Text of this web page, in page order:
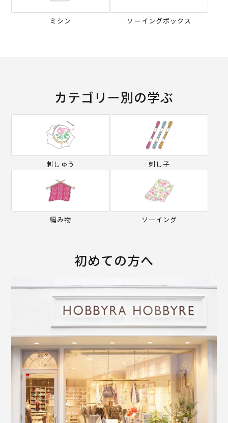
ミシン ソーイングボックス
カテゴリー別の学ぶ
刺しゅう 刺し子
編み物 ソーイング
初めての方へ